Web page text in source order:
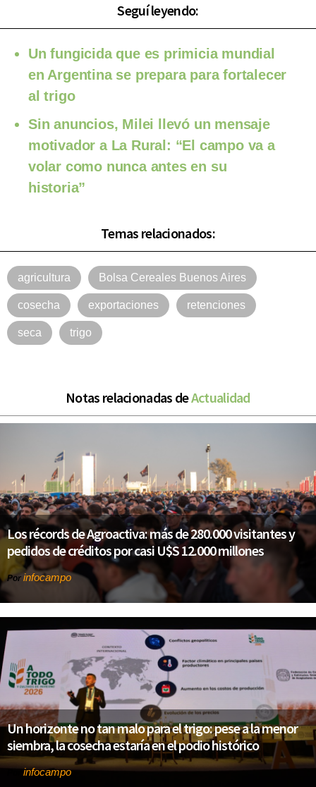
Seguí leyendo:
Un fungicida que es primicia mundial
en Argentina se prepara para fortalecer
al trigo
Sin anuncios, Milei llevó un mensaje
motivador a La Rural: “El campo va a
volar como nunca antes en su
historia”
Temas relacionados:
agricultura Bolsa Cereales Buenos Aires
cosecha exportaciones retenciones
seca trigo
Notas relacionadas deActualidad
Los récords de Agroactiva: más de 280.000 visitantes y
pedidos de créditos por casi U$S 12.000 millones
Por infocampo
Un horizonte no tan malo para el trigo: pese a la menor
siembra, la cosecha estaría en el podio histórico
infocampo